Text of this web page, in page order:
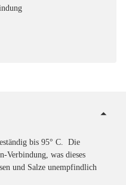
bis 95° C. Die
Verbindung, was dieses
und Salze unempfindlich